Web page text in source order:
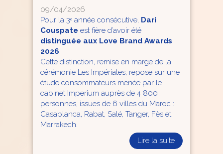
09/04/2026
Pour la 3ᵉ année consécutive, Dari
Couspate est fière d’avoir été
distinguée aux Love Brand Awards
2026.
Cette distinction, remise en marge de la
cérémonie Les Impériales, repose sur une
étude consommateurs menée par le
cabinet Imperium auprès de 4 800
personnes, issues de 6 villes du Maroc :
Casablanca, Rabat, Salé, Tanger, Fès et
Marrakech.
Lire la suite